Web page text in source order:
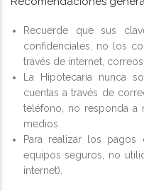
Recuerde que sus
confidenciales, no los
través de internet,
La Hipotecaria nunca
cuentas a través de
teléfono, no responda a
medios.
Para realizar los
equipos seguros, no
internet).